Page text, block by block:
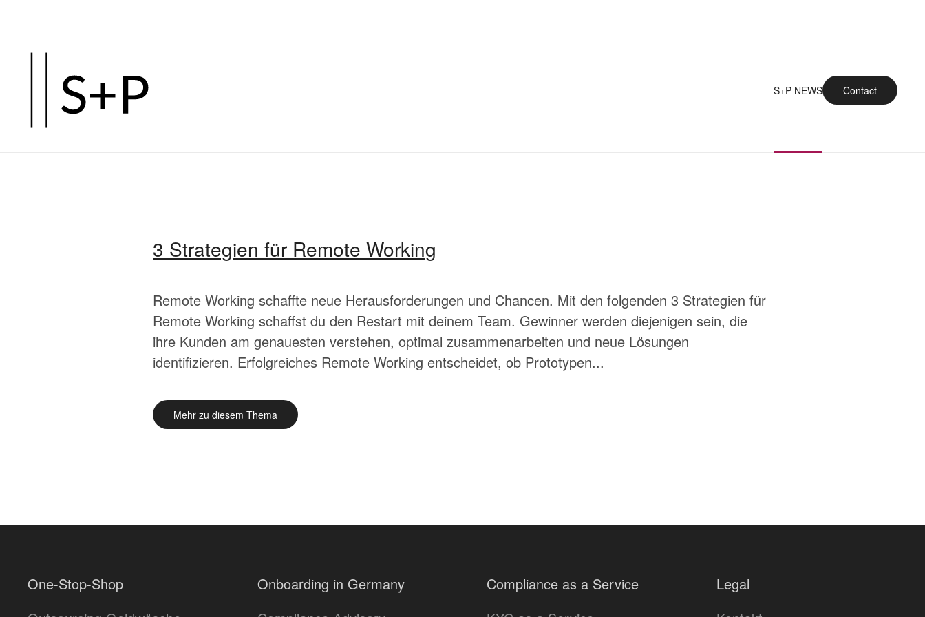
springen
S+P NEWS Contact
3 Strategien für Remote Working
Remote Working schaffte neue Herausforderungen und Chancen. Mit den folgenden 3 Strategien für
Remote Working schaffst du den Restart mit deinem Team. Gewinner werden diejenigen sein, die
ihre Kunden am genauesten verstehen, optimal zusammenarbeiten und neue Lösungen
identifizieren. Erfolgreiches Remote Working entscheidet, ob Prototypen...
Mehr zu diesem Thema
One-Stop-Shop
Onboarding in Germany
Compliance as a Service
Legal